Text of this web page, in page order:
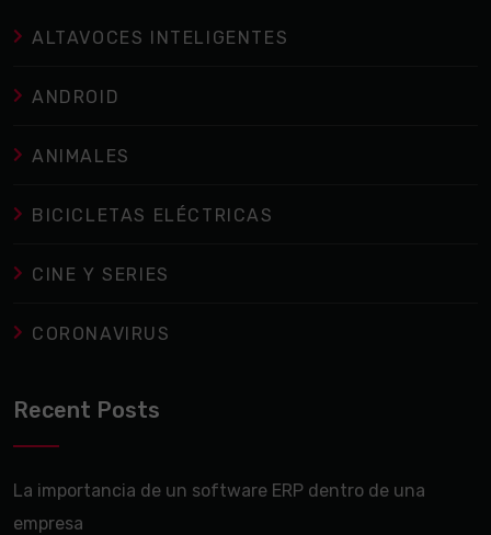
ALTAVOCES INTELIGENTES
ANDROID
ANIMALES
BICICLETAS ELÉCTRICAS
CINE Y SERIES
CORONAVIRUS
Recent Posts
La importancia de un software ERP dentro de una
empresa